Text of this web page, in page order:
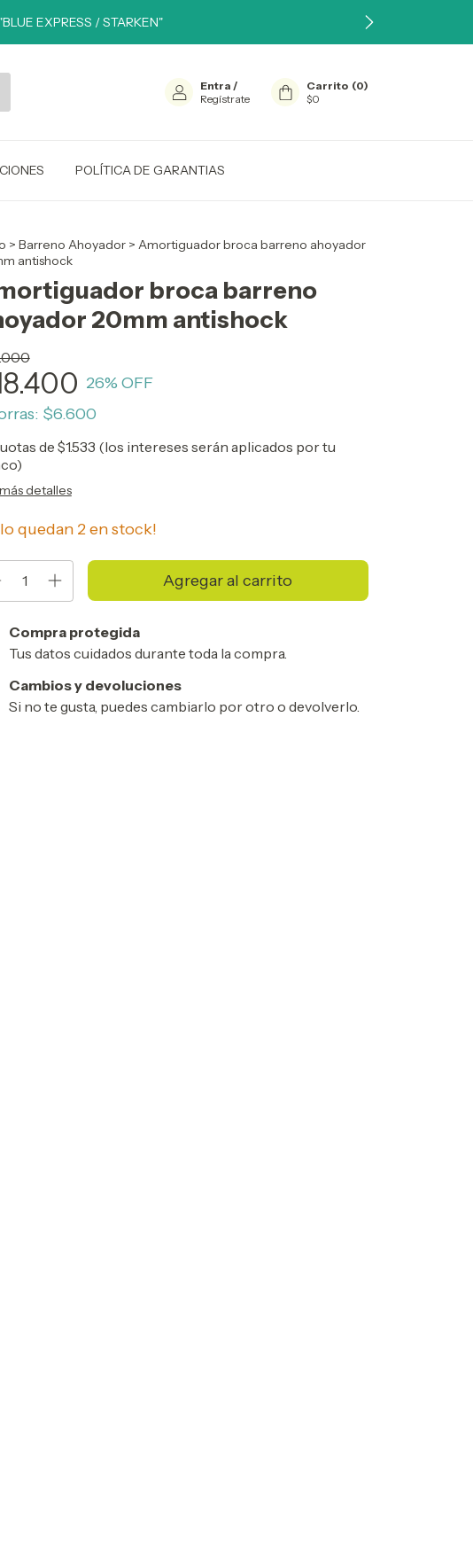
EXPRESS / STARKEN"
Entra /
Regístrate
Carrito (0)
$0
POLÍTICA DE GARANTIAS
> Barreno Ahoyador > Amortiguador broca barreno ahoyador
antishock
broca barreno
20mm antishock
26% OFF
$6.600
de $1.533 (los intereses serán aplicados por tu
detalles
quedan 2en stock!
Compra protegida
Tus datos cuidados durante toda la compra.
Cambios y devoluciones
Si no te gusta, puedes cambiarlo por otro o devolverlo.